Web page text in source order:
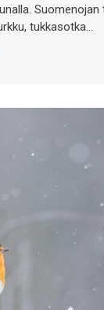
tukkasotka…